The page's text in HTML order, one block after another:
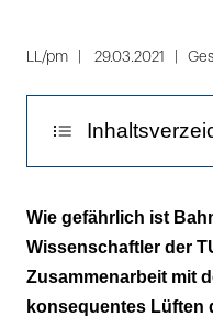
1 LL/pm 29.03.2021
80 Prozent
Türen und
Ein Bus ist
mittelgroßen
Wie gefährlich ist
Wissenschaftler der
Zusammenarbeit mit
konsequentes Lüften